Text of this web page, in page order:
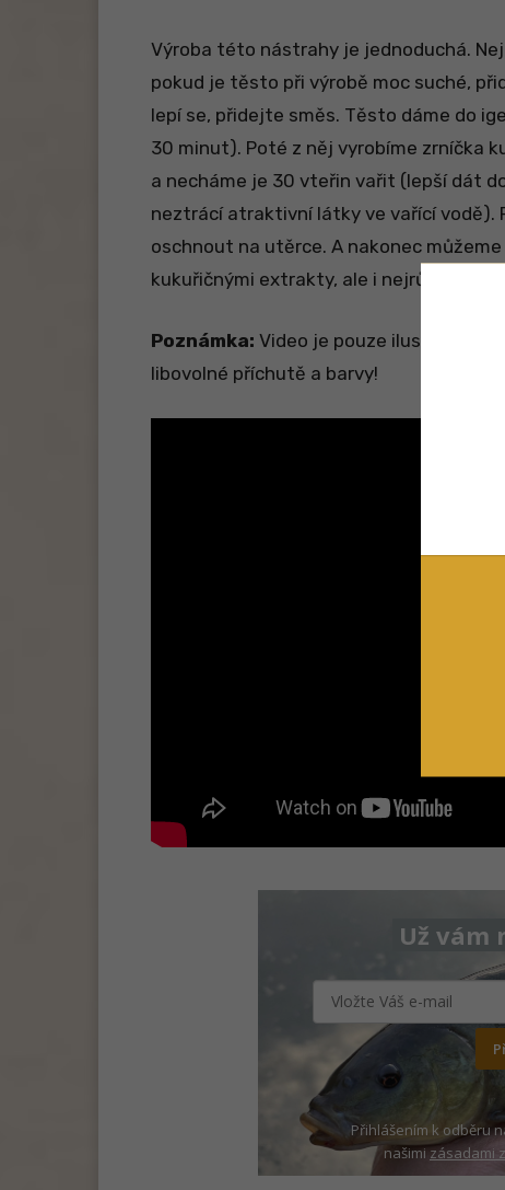
Výroba této nástrahy je jednoduchá.
pokud je těsto při výrobě moc suché,
lepí se, přidejte směs. Těsto dáme do
30 minut). Poté z něj vyrobíme zrníčka
a necháme je 30 vteřin vařit (lepší dát
neztrácí atraktivní látky ve vařící vodě).
oschnout na utěrce. A nakonec
kukuřičnými extrakty, ale i
Poznámka: Video je pouze ilustrační!
libovolné příchutě a barvy!
Už vám
Přihlášením k odběru
našimizásadami